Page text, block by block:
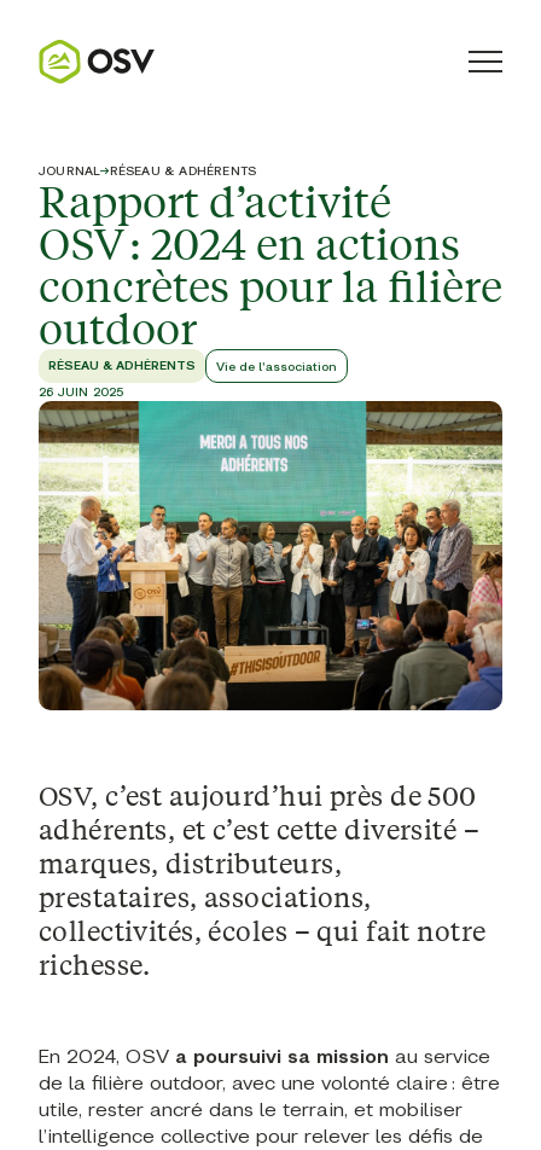
JOURNAL→RÉSEAU & ADHÉRENTS
Rapport d’activité
OSV : 2024 en actions
concrètes pour la filière
outdoor
RÉSEAU & ADHÉRENTS
Vie de l'association
26 JUIN 2025
OSV, c’est aujourd’hui près de 500
adhérents, et c’est cette diversité –
marques, distributeurs,
prestataires, associations,
collectivités, écoles – qui fait notre
richesse.
En 2024, OSV a poursuivi sa mission au service
de la filière outdoor, avec une volonté claire : être
utile, rester ancré dans le terrain, et mobiliser
l’intelligence collective pour relever les défis de